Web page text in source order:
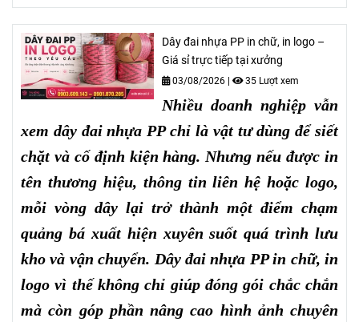
Dây đai nhựa PP in chữ, in logo –
Giá sỉ trực tiếp tại xưởng
03/08/2026 | 35 Lượt xem
Nhiều doanh nghiệp vẫn
xem dây đai nhựa PP chỉ là vật tư dùng để siết
chặt và cố định kiện hàng. Nhưng nếu được in
tên thương hiệu, thông tin liên hệ hoặc logo,
mỗi vòng dây lại trở thành một điểm chạm
quảng bá xuất hiện xuyên suốt quá trình lưu
kho và vận chuyển. Dây đai nhựa PP in chữ, in
logo vì thế không chỉ giúp đóng gói chắc chắn
mà còn góp phần nâng cao hình ảnh chuyên